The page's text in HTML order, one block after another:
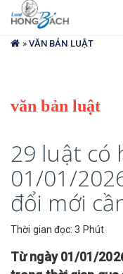
Bạn
đang
» VĂN BẢN LUẬT
văn bản luật
29 luật có
01/01/
đổi mới
Thời gian đọc: 3 Phút
Từ ngày 01/01/